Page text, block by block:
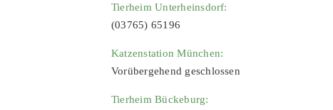
Tierheim Unterheinsdorf:
(03765) 65196
Katzenstation München:
Vorübergehend geschlossen
Tierheim Bückeburg: